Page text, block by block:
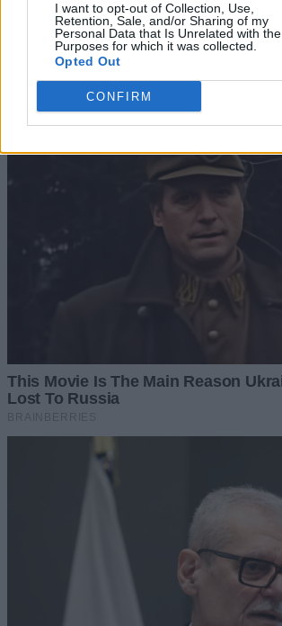
I want to opt-out of Collection, Use,
Retention, Sale, and/or Sharing of my
Personal Data that Is Unrelated with the
Purposes for which it was collected.
Opted Out
CONFIRM